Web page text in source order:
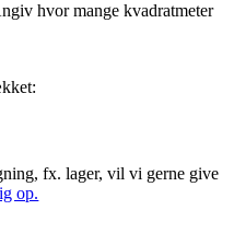
hvor mange kvadratmeter
fx. lager, vil vi gerne give
op.